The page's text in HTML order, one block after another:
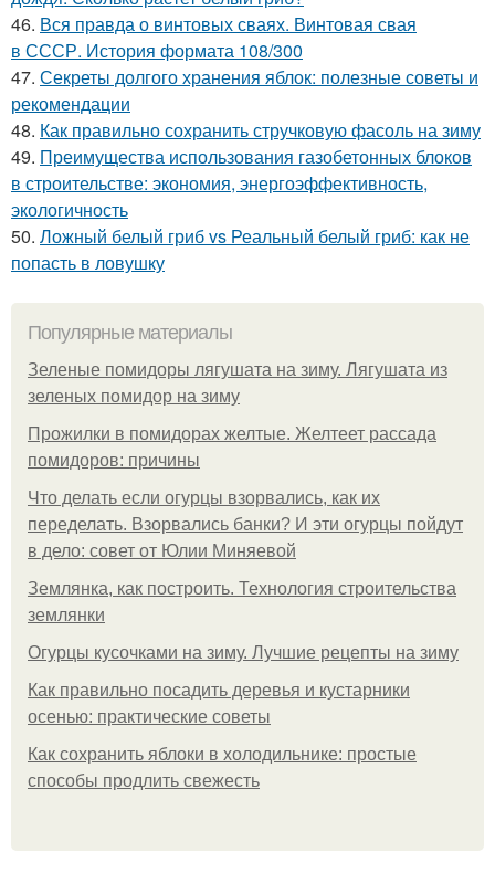
46. Вся правда о винтовых сваях. Винтовая свая
в СССР. История формата 108/300
47. Секреты долгого хранения яблок: полезные советы и
рекомендации
48. Как правильно сохранить стручковую фасоль на зиму
49. Преимущества использования газобетонных блоков
в строительстве: экономия, энергоэффективность,
экологичность
50. Ложный белый гриб vs Реальный белый гриб: как не
попасть в ловушку
Популярные материалы
Зеленые помидоры лягушата на зиму. Лягушата из
зеленых помидор на зиму
Прожилки в помидорах желтые. Желтеет рассада
помидоров: причины
Что делать если огурцы взорвались, как их
переделать. Взорвались банки? И эти огурцы пойдут
в дело: совет от Юлии Миняевой
Землянка, как построить. Технология строительства
землянки
Огурцы кусочками на зиму. Лучшие рецепты на зиму
Как правильно посадить деревья и кустарники
осенью: практические советы
Как сохранить яблоки в холодильнике: простые
способы продлить свежесть